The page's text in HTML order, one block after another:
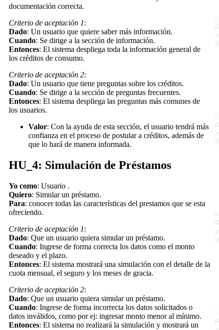
documentación correcta.
Criterio de aceptación 1:
Dado: Un usuario que quiere saber más información.
Cuando: Se dirige a la sección de información.
Entonces: El sistema despliega toda la información general de
los créditos de consumo.
Criterio de aceptación 2:
Dado: Un usuario que tiene preguntas sobre los créditos.
Cuando: Se dirige a la sección de preguntas frecuentes.
Entonces: El sistema despliega las preguntas más comunes de
los usuarios.
Valor: Con la ayuda de esta sección, el usuario tendrá más
confianza en el proceso de postular a créditos, además de
que lo hará de manera informada.
HU_4: Simulación de Préstamos
Yo como: Usuario .
Quiero: Simular un préstamo.
Para: conocer todas las características del prestamos que se esta
ofreciendo.
Criterio de aceptación 1:
Dado: Que un usuario quiera simular un préstamo.
Cuando: Ingrese de forma correcta los datos como el monto
deseado y el plazo.
Entonces: El sistema mostrará una simulación con el detalle de la
cuota mensual, el seguro y los meses de gracia.
Criterio de aceptación 2:
Dado: Que un usuario quiera simular un préstamo.
Cuando: Ingrese de forma incorrecta los datos solicitados o
datos inválidos, como por ej: ingresar monto menor al mínimo.
Entonces: El sistema no realizará la simulación y mostrará un